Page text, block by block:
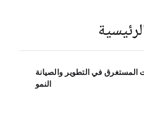
المستغرق في التطوير والصيانة
النمو